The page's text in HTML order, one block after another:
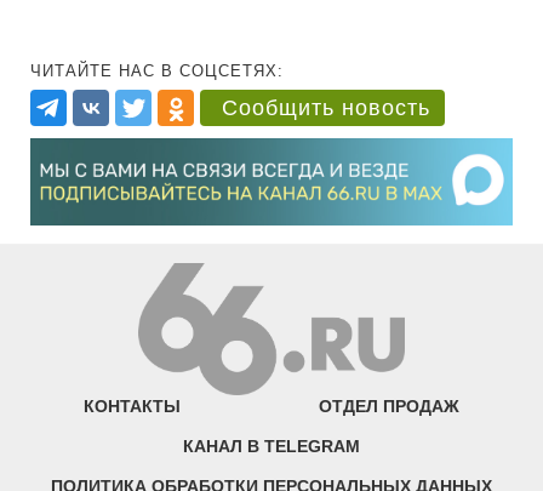
ЧИТАЙТЕ НАС В СОЦСЕТЯХ:
Сообщить новость
КОНТАКТЫ ОТДЕЛ ПРОДАЖ
КАНАЛ В TELEGRAM
ПОЛИТИКА ОБРАБОТКИ ПЕРСОНАЛЬНЫХ ДАННЫХ